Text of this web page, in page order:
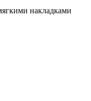
накладками